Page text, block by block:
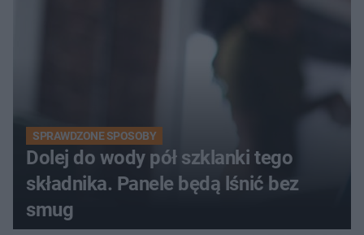
SPRAWDZONE SPOSOBY
Dolej do wody pół szklanki tego
składnika. Panele będą lśnić bez
smug